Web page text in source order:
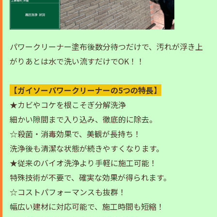
パワークリーナー塗布後数分待つだけで、汚れが浮き上
がりあとは水で洗い流すだけでOK！！
【ガイソーパワークリーナーの5つの特長】
★カビやコケを根こそぎ分解洗浄
細かい隙間まで入り込み、徹底的に除去。
☆殺菌・消毒効果で、美観が長持ち！
洗浄後も清潔な状態が続きやすくなります。
★従来のバイオ洗浄より手軽に施工可能！
特殊技術が不要で、確実な効果が得られます。
☆コストパフォーマンスも抜群！
幅広い建材に対応可能で、施工時間も短縮！